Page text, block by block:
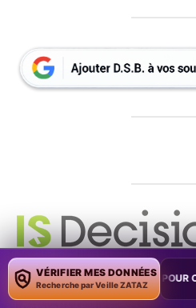
VÉRIFIER MES DONNÉES
Recherche par Veille ZATAZ
POUR CONTAMINER DES DOCUMENTS